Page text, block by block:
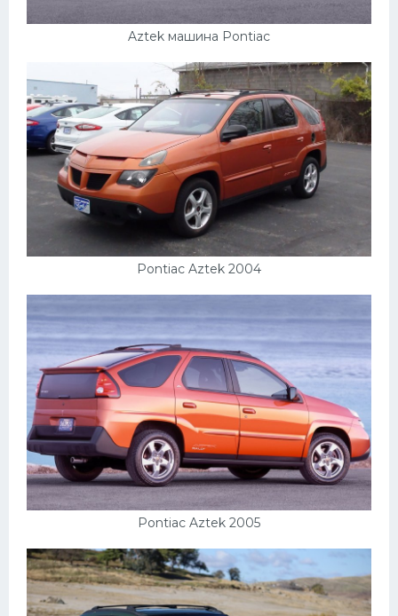
Aztek машина Pontiac
Pontiac Aztek 2004
Pontiac Aztek 2005
Митсубиси
Танки
Крайслер
Порше
Самолеты
Корабли
Комплектующие
Шкода
Вертолеты
Мазда
Самокаты
Велосипеды
Рено
Хендай
Лимузины